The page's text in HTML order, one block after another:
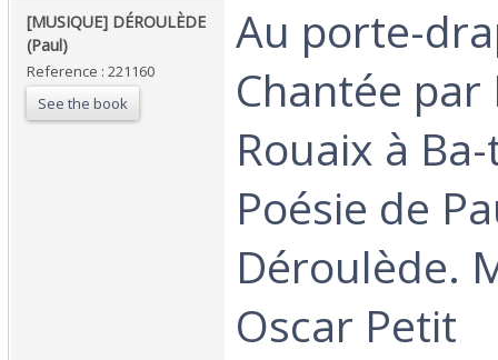
‎[MUSIQUE] DÉROULÈDE
(Paul)‎
Reference : 221160
See the book
‎Au porte-
Chantée par
Rouaix à
Poésie de
Déroulède.
Oscar Petit‎